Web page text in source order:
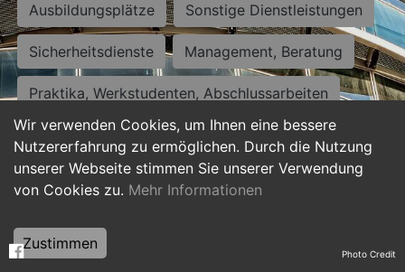
Wir verwenden Cookies, um Ihnen eine bessere
Nutzererfahrung zu ermöglichen. Durch die Nutzung
unserer Webseite stimmen Sie unserer Verwendung
von Cookies zu. Mehr Informationen
Zustimmen
Ausbildungsplätze Sonstige Dienstleistungen
Sicherheitsdienste Management, Beratung
Praktika, Werkstudenten, Abschlussarbeiten
Personalwesen Assistenz, Sekretariat
Hilfskräfte, Aushilfs- und Nebenjobs
Weiterbildung, Studium, duale Ausbildung Photo Credit